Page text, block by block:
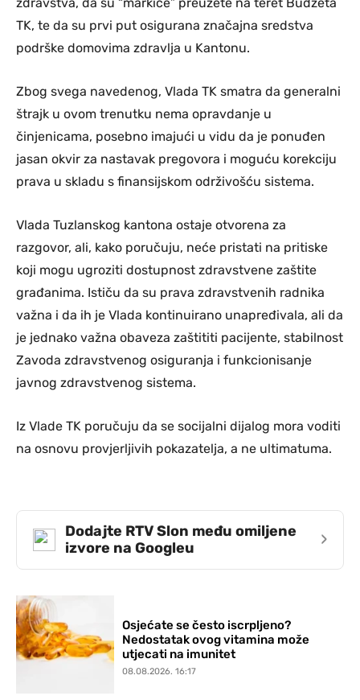
TK, te da su prvi put osigurana značajna sredstva
podrške domovima zdravlja u Kantonu.
Zbog svega navedenog, Vlada TK smatra da generalni
štrajk u ovom trenutku nema opravdanje u
činjenicama, posebno imajući u vidu da je ponuđen
jasan okvir za nastavak pregovora i moguću korekciju
prava u skladu s finansijskom održivošću sistema.
Vlada Tuzlanskog kantona ostaje otvorena za
razgovor, ali, kako poručuju, neće pristati na pritiske
koji mogu ugroziti dostupnost zdravstvene zaštite
građanima. Ističu da su prava zdravstvenih radnika
važna i da ih je Vlada kontinuirano unapređivala, ali da
je jednako važna obaveza zaštititi pacijente, stabilnost
Zavoda zdravstvenog osiguranja i funkcionisanje
javnog zdravstvenog sistema.
Iz Vlade TK poručuju da se socijalni dijalog mora voditi
na osnovu provjerljivih pokazatelja, a ne ultimatuma.
Dodajte RTV Slon među omiljene
izvore na Googleu
›
Osjećate se često iscrpljeno?
Nedostatak ovog vitamina može
utjecati na imunitet
08.08.2026. 16:17